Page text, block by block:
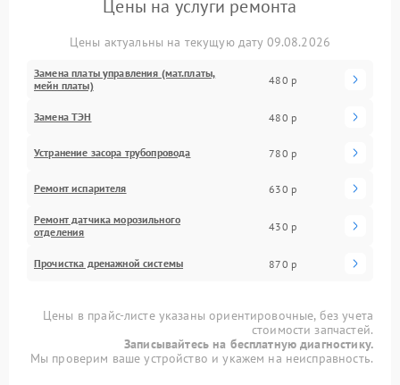
Цены на услуги ремонта
Цены актуальны на текущую дату 09.08.2026
Замена платы управления (мат.платы,
мейн платы)
480 р
Замена ТЭН 480 р
Устранение засора трубопровода 780 р
Ремонт испарителя 630 р
Ремонт датчика морозильного
отделения
430 р
Прочистка дренажной системы 870 р
Цены в прайс-листе указаны ориентировочные, без учета
стоимости запчастей.
Записывайтесь на бесплатную диагностику.
Мы проверим ваше устройство и укажем на неисправность.